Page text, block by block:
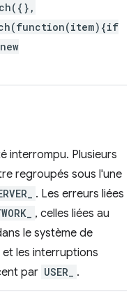
interrompu. Plusieurs
regroupés sous l'une
. Les erreurs liées
, celles liées au
le système de
et les interruptions
par USER_ .